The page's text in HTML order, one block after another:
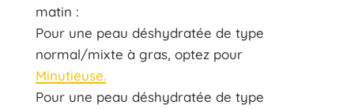
matin :
Pour une peau déshydratée de type
normal/mixte à gras, optez pour
Minutieuse.
Pour une peau déshydratée de type